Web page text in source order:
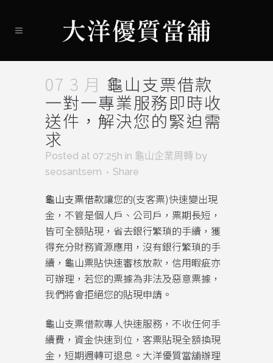
07 3 月 龜山支票借款
一對一專業服務即時收
送件，解決您的緊迫需
求
Posted at 07:25h in 龜山企業周轉 by
seosantsem
Share
龜山支票借款讓您的(支客票)快速變出現
金，不管是個人戶、公司戶，票期長短，
皆可全額貼現，省去銀行繁瑣的手續，獲
得充分財務資源應用，沒有銀行繁瑣的手
續，龜山票貼快速審核放款，信用暇疵亦
可辦理，若您的票據為非法及惡意票據，
我們將會拒絕您的貼現申請。
龜山支票借款專人快速服務，不收任何手
續費，資金快速到位，客票貼現全額換現
金，短期週轉可退息。大洋優質當舖辦理